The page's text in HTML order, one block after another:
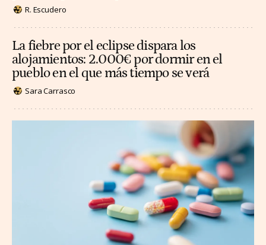
R. Escudero
La fiebre por el eclipse dispara los
alojamientos: 2.000€ por dormir en el
pueblo en el que más tiempo se verá
Sara Carrasco